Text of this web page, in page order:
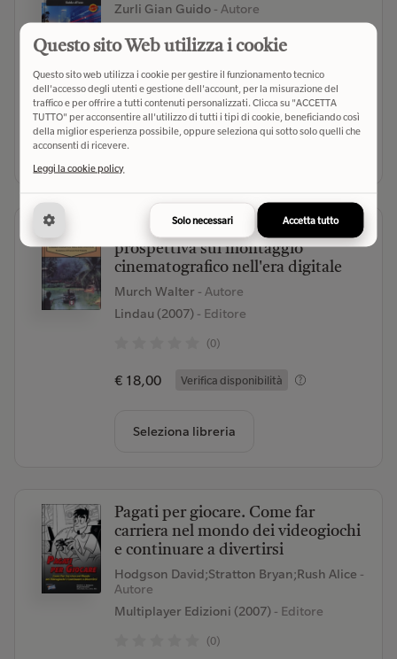
Zurli Gian Guido - Autore
€ 17,90 Verifica disponibilità
In un batter d'occhi. Una
prospettiva sul montaggio
cinematografico nell'era digitale
Murch Walter - Autore
Lindau (2007)- Editore
(0)
€ 18,00 Verifica disponibilità
Seleziona libreria
Pagati per giocare. Come far
carriera nel mondo dei videogiochi
e continuare a divertirsi
Hodgson David;Stratton Bryan;Rush Alice -
Autore
Multiplayer Edizioni (2007)- Editore
(0)
Questo sito Web utilizza i cookie
Questo sito web utilizza i cookie per gestire il funzionamento tecnico
dell'accesso degli utenti e gestione dell'account, per la misurazione del
traffico e per offrire a tutti contenuti personalizzati. Clicca su "ACCETTA
TUTTO" per acconsentire all'utilizzo di tutti i tipi di cookie, beneficiando così
della miglior esperienza possibile, oppure seleziona qui sotto solo quelli che
acconsenti di ricevere.
Leggi la cookie policy
Solo necessari Accetta tutto